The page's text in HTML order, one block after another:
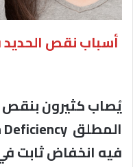
أسباب نقص الحديد
يُصاب كثيرون بنقص
فيه انخفاض ثابت